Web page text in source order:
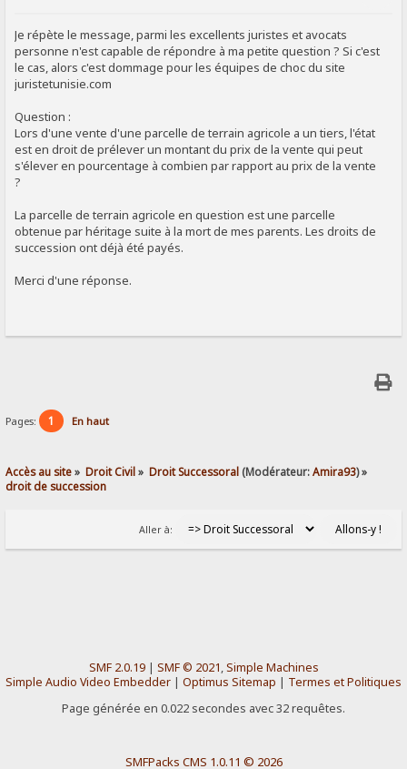
Je répète le message, parmi les excellents juristes et avocats
personne n'est capable de répondre à ma petite question ? Si c'est
le cas, alors c'est dommage pour les équipes de choc du site
juristetunisie.com
Question :
Lors d'une vente d'une parcelle de terrain agricole a un tiers, l'état
est en droit de prélever un montant du prix de la vente qui peut
s'élever en pourcentage à combien par rapport au prix de la vente
?
La parcelle de terrain agricole en question est une parcelle
obtenue par héritage suite à la mort de mes parents. Les droits de
succession ont déjà été payés.
Merci d'une réponse.
Pages: 1 En haut
Accès au site» Droit Civil» Droit Successoral (Modérateur:Amira93) »
droit de succession
Aller à:
SMF 2.0.19| SMF © 2021,Simple Machines
Simple Audio Video Embedder | Optimus Sitemap | Termes et Politiques
Page générée en 0.022 secondes avec 32 requêtes.
SMFPacks CMS 1.0.11 © 2026